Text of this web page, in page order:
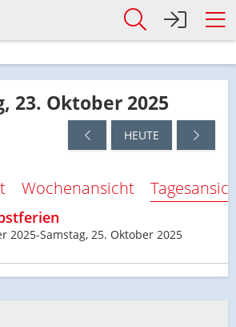
23. Oktober 2025
HEUTE
Wochenansicht
2025-Samstag, 25. Oktober 2025